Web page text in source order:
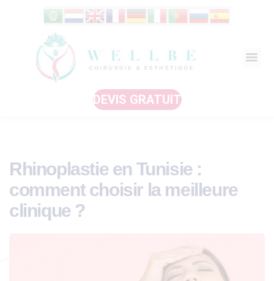
DEVIS GRATUIT
Rhinoplastie en Tunisie :
comment choisir la meilleure
clinique ?